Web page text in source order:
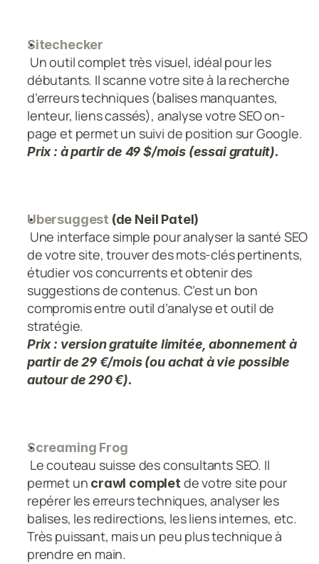
Sitechecker
débutants. Il scanne votre site à la recherche
d’erreurs techniques (balises manquantes,
lenteur, liens cassés), analyse votre SEO on-
page et permet un suivi de position sur Google.
Prix : à partir de 49 $/mois (essai gratuit).
Ubersuggest (de Neil Patel)
de votre site, trouver des mots-clés pertinents,
étudier vos concurrents et obtenir des
suggestions de contenus. C’est un bon
compromis entre outil d’analyse et outil de
stratégie.
Prix : version gratuite limitée, abonnement à
partir de 29 €/mois (ou achat à vie possible
autour de 290 €).
Screaming Frog
permet un crawl complet de votre site pour
repérer les erreurs techniques, analyser les
balises, les redirections, les liens internes, etc.
Très puissant, mais un peu plus technique à
prendre en main.